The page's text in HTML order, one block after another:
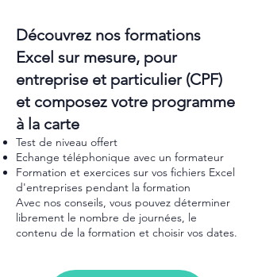
Découvrez nos formations
Excel sur mesure, pour
entreprise et particulier (CPF)
et composez votre programme
à la carte
Test de niveau offert
Echange téléphonique avec un formateur
Formation et exercices sur vos fichiers Excel
d'entreprises pendant la formation
Avec nos conseils, vous pouvez déterminer
librement le nombre de journées, le
contenu de la formation et choisir vos dates.